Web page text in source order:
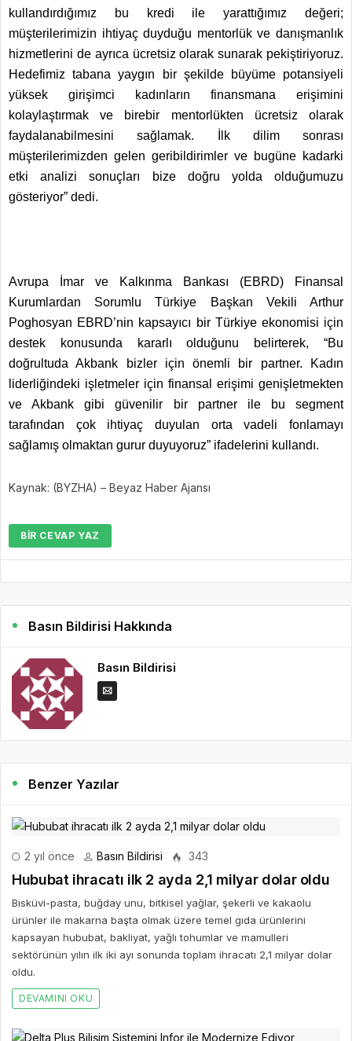
kullandırdığımız bu kredi ile yarattığımız değeri;
müşterilerimizin ihtiyaç duyduğu mentorlük ve danışmanlık
hizmetlerini de ayrıca ücretsiz olarak sunarak pekiştiriyoruz.
Hedefimiz tabana yaygın bir şekilde büyüme potansiyeli
yüksek girişimci kadınların finansmana erişimini
kolaylaştırmak ve birebir mentorlükten ücretsiz olarak
faydalanabilmesini sağlamak. İlk dilim sonrası
müşterilerimizden gelen geribildirimler ve bugüne kadarki
etki analizi sonuçları bize doğru yolda olduğumuzu
gösteriyor” dedi.
Avrupa İmar ve Kalkınma Bankası (EBRD) Finansal
Kurumlardan Sorumlu Türkiye Başkan Vekili Arthur
Poghosyan EBRD’nin kapsayıcı bir Türkiye ekonomisi için
destek konusunda kararlı olduğunu belirterek, “Bu
doğrultuda Akbank bizler için önemli bir partner. Kadın
liderliğindeki işletmeler için finansal erişimi genişletmekten
ve Akbank gibi güvenilir bir partner ile bu segment
tarafından çok ihtiyaç duyulan orta vadeli fonlamayı
sağlamış olmaktan gurur duyuyoruz” ifadelerini kullandı.
Kaynak: (BYZHA) – Beyaz Haber Ajansı
BIR CEVAP YAZ
Basın Bildirisi Hakkında
Basın Bildirisi
Benzer Yazılar
2 yıl önce Basın Bildirisi 343
Hububat ihracatı ilk 2 ayda 2,1 milyar dolar oldu
Bisküvi-pasta, buğday unu, bitkisel yağlar, şekerli ve kakaolu
ürünler ile makarna başta olmak üzere temel gıda ürünlerini
kapsayan hububat, bakliyat, yağlı tohumlar ve mamulleri
sektörünün yılın ilk iki ayı sonunda toplam ihracatı 2,1 milyar dolar
oldu.
DEVAMINI OKU